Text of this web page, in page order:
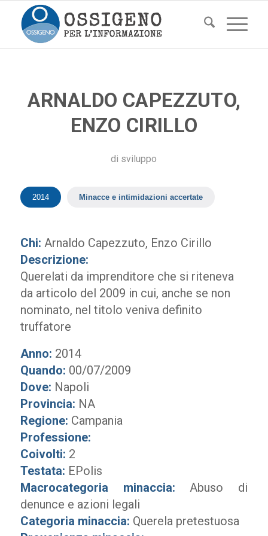
ARNALDO CAPEZZUTO,
ENZO CIRILLO
di sviluppo
2014 Minacce e intimidazioni accertate
Chi: Arnaldo Capezzuto, Enzo Cirillo
Descrizione:
Querelati da imprenditore che si riteneva
da articolo del 2009 in cui, anche se non
nominato, nel titolo veniva definito
truffatore
Anno: 2014
Quando: 00/07/2009
Dove: Napoli
Provincia: NA
Regione: Campania
Professione:
Coivolti: 2
Testata: EPolis
Macrocategoria minaccia: Abuso di
denunce e azioni legali
Categoria minaccia: Querela pretestuosa